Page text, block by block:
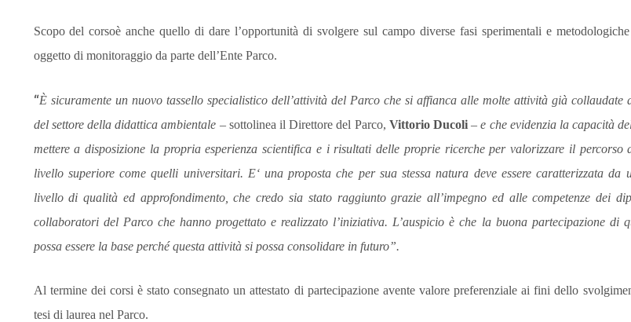
Scopo del corsoè anche quello di dare l’opportunità di svolgere sul campo diverse fasi sperimentali e
oggetto di monitoraggio da parte dell’Ente Parco.
“È sicuramente un nuovo tassello specialistico dell’attività del Parco che si affianca alle molte attività già collaudate
del settore della didattica ambientale – sottolinea il Direttore del Parco, Vittorio Ducoli – e che evidenzia la capacità
mettere a disposizione la propria esperienza scientifica e i risultati delle proprie ricerche per valorizzare il percorso
livello superiore come quelli universitari. E‘ una proposta che per sua stessa natura deve essere caratterizzata da
livello di qualità ed approfondimento, che credo sia stato raggiunto grazie all’impegno ed alle competenze dei
collaboratori del Parco che hanno progettato e realizzato l’iniziativa. L’auspicio è che la buona partecipazione di
possa essere la base perché questa attività si possa consolidare in futuro”.
Al termine dei corsi è stato consegnato un attestato di partecipazione avente valore preferenziale ai fini dello
tesi di laurea nel Parco.